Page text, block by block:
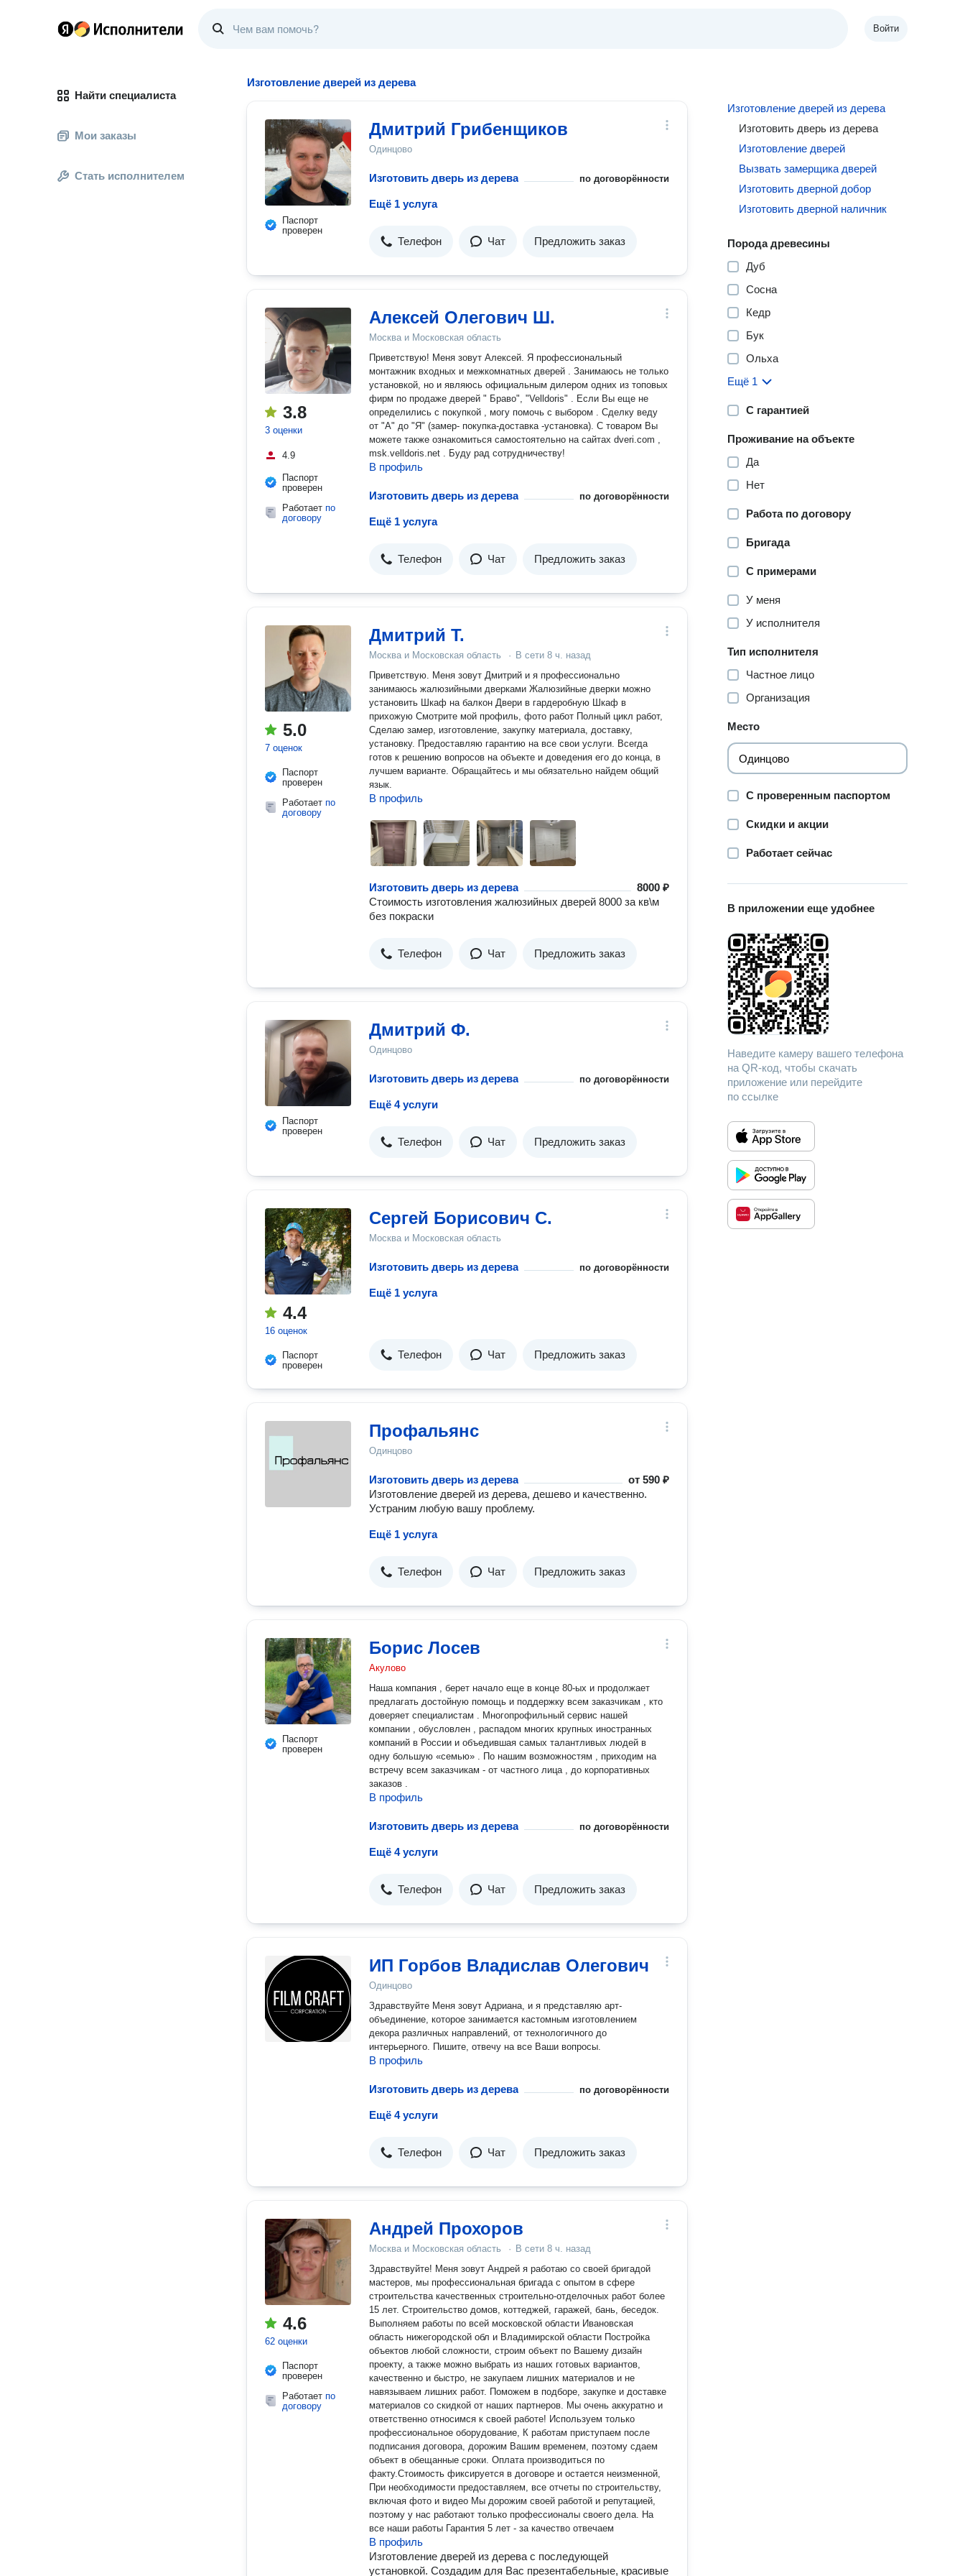
Войти
Найти специалиста
Мои заказы
Стать исполнителем
Изготовление дверей из дерева
Паспорт
проверен
Дмитрий Грибенщиков
Одинцово
Изготовить дверь из дерева по договорённости
Ещё 1 услуга
Телефон Чат Предложить заказ
3.8
3 оценки
4.9
Паспорт
проверен
Работает по
договору
Алексей Олегович Ш.
Москва и Московская область
Приветствую! Меня зовут Алексей. Я профессиональный
монтажник входных и межкомнатных дверей . Занимаюсь не только
установкой, но и являюсь официальным дилером одних из топовых
фирм по продаже дверей " Браво", "Velldoris" . Если Вы еще не
определились с покупкой , могу помочь с выбором . Сделку веду
от "А" до "Я" (замер- покупка-доставка -установка). С товаром Вы
можете также ознакомиться самостоятельно на сайтах dveri.com ,
msk.velldoris.net . Буду рад сотрудничеству!
В профиль
Изготовить дверь из дерева по договорённости
Ещё 1 услуга
Телефон Чат Предложить заказ
5.0
7 оценок
Паспорт
проверен
Работает по
договору
Дмитрий Т.
Москва и Московская область · В сети 8 ч. назад
Приветствую. Меня зовут Дмитрий и я профессионально
занимаюсь жалюзийными дверками Жалюзийные дверки можно
установить Шкаф на балкон Двери в гардеробную Шкаф в
прихожую Смотрите мой профиль, фото работ Полный цикл работ,
Сделаю замер, изготовление, закупку материала, доставку,
установку. Предоставляю гарантию на все свои услуги. Всегда
готов к решению вопросов на объекте и доведения его до конца, в
лучшем варианте. Обращайтесь и мы обязательно найдем общий
язык.
В профиль
Изготовить дверь из дерева
8000 ₽
Стоимость изготовления жалюзийных дверей 8000 за кв\м
без покраски
Телефон Чат Предложить заказ
Паспорт
проверен
Дмитрий Ф.
Одинцово
Изготовить дверь из дерева по договорённости
Ещё 4 услуги
Телефон Чат Предложить заказ
4.4
16 оценок
Паспорт
проверен
Сергей Борисович С.
Москва и Московская область
Изготовить дверь из дерева по договорённости
Ещё 1 услуга
Телефон Чат Предложить заказ
Профальянс
Одинцово
Изготовить дверь из дерева от590 ₽
Изготовление дверей из дерева, дешево и качественно.
Устраним любую вашу проблему.
Ещё 1 услуга
Телефон Чат Предложить заказ
Паспорт
проверен
Борис Лосев
Акулово
Наша компания , берет начало еще в конце 80-ых и продолжает
предлагать достойную помощь и поддержку всем заказчикам , кто
доверяет специалистам . Многопрофильный сервис нашей
компании , обусловлен , распадом многих крупных иностранных
компаний в России и объедившая самых талантливых людей в
одну большую «семью» . По нашим возможностям , приходим на
встречу всем заказчикам - от частного лица , до корпоративных
заказов .
В профиль
Изготовить дверь из дерева по договорённости
Ещё 4 услуги
Телефон Чат Предложить заказ
ИП Горбов Владислав Олегович
Одинцово
Здравствуйте Меня зовут Адриана, и я представляю арт-
объединение, которое занимается кастомным изготовлением
декора различных направлений, от технологичного до
интерьерного. Пишите, отвечу на все Ваши вопросы.
В профиль
Изготовить дверь из дерева по договорённости
Ещё 4 услуги
Телефон Чат Предложить заказ
4.6
62 оценки
Паспорт
проверен
Работает по
договору
Андрей Прохоров
Москва и Московская область · В сети 8 ч. назад
Здравствуйте! Меня зовут Андрей я работаю со своей бригадой
мастеров, мы профессиональная бригада с опытом в сфере
строительства качественных строительно-отделочных работ более
15 лет. Строительство домов, коттеджей, гаражей, бань, беседок.
Выполняем работы по всей московской области Ивановская
область нижегородской обл и Владимирской области Постройка
объектов любой сложности, строим объект по Вашему дизайн
проекту, а также можно выбрать из наших готовых вариантов,
качественно и быстро, не закупаем лишних материалов и не
навязываем лишних работ. Поможем в подборе, закупке и доставке
материалов со скидкой от наших партнеров. Мы очень аккуратно и
ответственно относимся к своей работе! Используем только
профессиональное оборудование, К работам приступаем после
подписания договора, дорожим Вашим временем, поэтому сдаем
объект в обещанные сроки. Оплата производиться по
факту.Стоимость фиксируется в договоре и остается неизменной,
При необходимости предоставляем, все отчеты по строительству,
включая фото и видео Мы дорожим своей работой и репутацией,
поэтому у нас работают только профессионалы своего дела. На
все наши работы Гарантия 5 лет - за качество отвечаем
В профиль
Изготовление дверей из дерева с последующей
установкой. Создадим для Вас презентабельные, красивые
Изготовление дверей из дерева
Изготовить дверь из дерева
Изготовление дверей
Вызвать замерщика дверей
Изготовить дверной добор
Изготовить дверной наличник
Порода древесины
Дуб
Сосна
Кедр
Бук
Ольха
Ещё 1
С гарантией
Проживание на объекте
Да
Нет
Работа по договору
Бригада
С примерами
У меня
У исполнителя
Тип исполнителя
Частное лицо
Организация
Место
С проверенным паспортом
Скидки и акции
Работает сейчас
В приложении еще удобнее
Наведите камеру вашего телефона
на QR-код, чтобы скачать
приложение или перейдите
по ссылке